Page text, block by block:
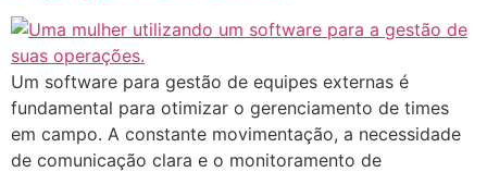
Um software para gestão de equipes externas é
fundamental para otimizar o gerenciamento de times
em campo. A constante movimentação, a necessidade
de comunicação clara e o monitoramento de